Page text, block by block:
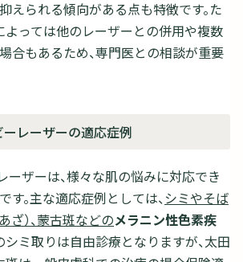
えられる傾向がある点も特徴です。た
よっては他のレーザーとの併用や複数
合もあるため、専門医との相談が重要
レーザーの適応症例
ーザーは、様々な肌の悩みに対応でき
す。主な適応症例としては、 シミやそば
ざ）、蒙古斑などのメラニン性色素疾
シミ取りは自由診療となりますが、太田